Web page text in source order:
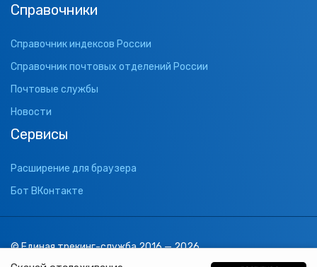
Справочники
Справочник индексов России
Справочник почтовых отделений России
Почтовые службы
Новости
Сервисы
Расширение для браузера
Бот ВКонтакте
© Единая трекинг-служба 2016 — 2026
support@1track.ru